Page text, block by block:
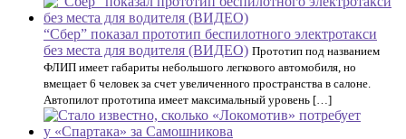
“Сбер” показал прототип беспилотного электротакси
без места для водителя (ВИДЕО) Прототип под названием
ФЛИП имеет габариты небольшого легкового автомобиля, но
вмещает 6 человек за счет увеличенного пространства в салоне.
Автопилот прототипа имеет максимальный уровень […]